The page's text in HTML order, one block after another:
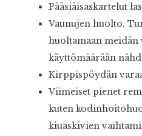
Pääsiäisaskartelut
Vaunujen huolto.
huoltamaan
käyttömäärään
Kirppispöydän
Viimeiset pienet
kuten
kiuaskivien